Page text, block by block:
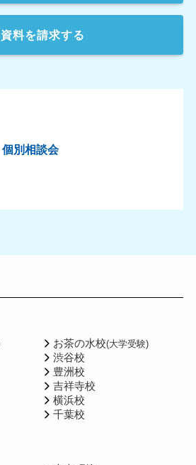
資料を請求する
別相談会
お茶の水校(大学受験)
渋谷校
豊洲校
吉祥寺校
横浜校
千葉校